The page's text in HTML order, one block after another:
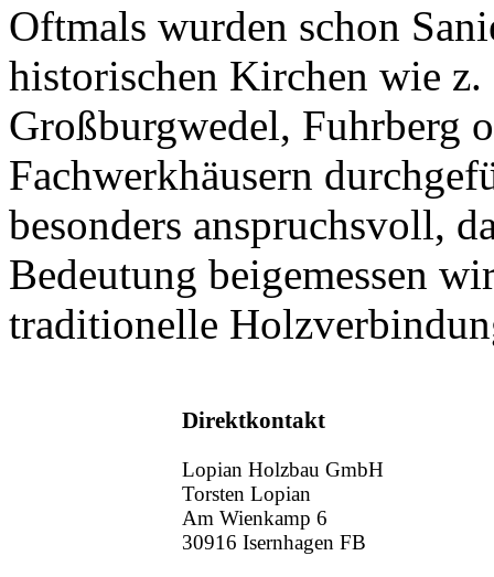
Oftmals wurden schon
historischen Kirchen wie
Großburgwedel, Fuhrberg
Fachwerkhäusern
besonders anspruchsvoll,
Bedeutung beigemessen
traditionelle
Direktkontakt
Lopian Holzbau GmbH
Torsten Lopian
Am Wienkamp 6
30916 Isernhagen FB